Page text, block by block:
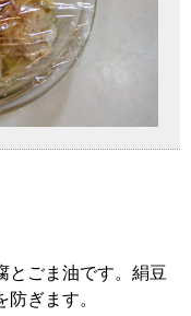
とごま油です。絹豆
ぎます。